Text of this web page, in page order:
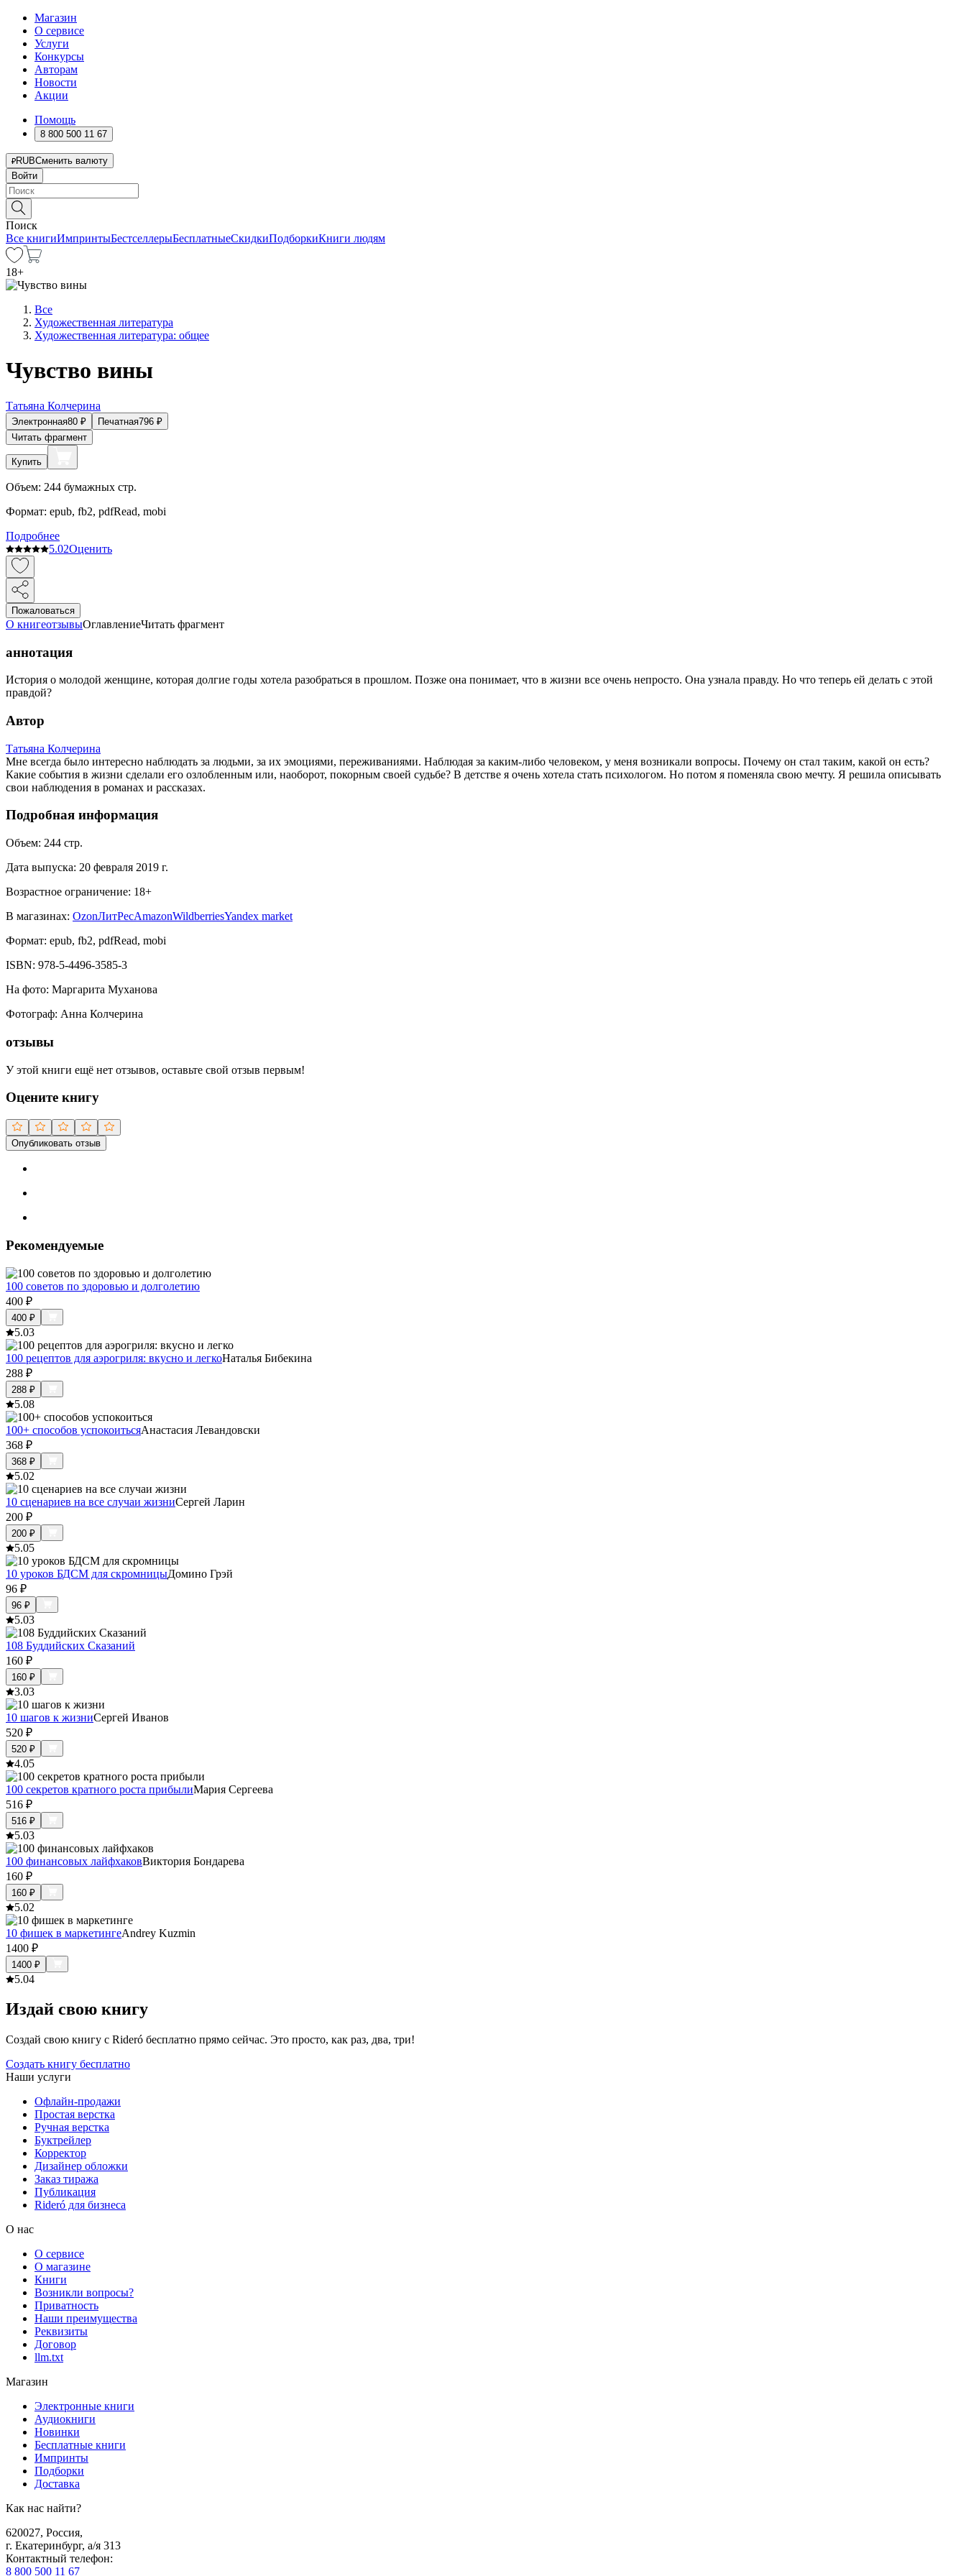
Магазин
О сервисе
Услуги
Конкурсы
Авторам
Новости
Акции
Помощь
8 800 500 11 67
RUBСменить валюту
Войти
Поиск
Все книгиИмпринтыБестселлерыБесплатныеСкидкиПодборкиКниги людям
18+
Все
Художественная литература
Художественная литература: общее
Чувство вины
Татьяна Колчерина
Электронная80 ₽ Печатная796 ₽
Читать фрагмент
Купить
Объем: 244 бумажных стр.
Формат: epub, fb2, pdfRead, mobi
Подробнее
5.02Оценить
Пожаловаться
О книгеотзывыОглавлениеЧитать фрагмент
аннотация
История о молодой женщине, которая долгие годы хотела разобраться в прошлом. Позже она понимает, что в жизни все очень непросто. Она узнала правду. Но что теперь ей делать с этой
правдой?
Автор
Татьяна Колчерина
Мне всегда было интересно наблюдать за людьми, за их эмоциями, переживаниями. Наблюдая за каким-либо человеком, у меня возникали вопросы. Почему он стал таким, какой он есть?
Какие события в жизни сделали его озлобленным или, наоборот, покорным своей судьбе? В детстве я очень хотела стать психологом. Но потом я поменяла свою мечту. Я решила описывать
свои наблюдения в романах и рассказах.
Подробная информация
Объем: 244 стр.
Дата выпуска: 20 февраля 2019 г.
Возрастное ограничение: 18+
В магазинах: OzonЛитРесAmazonWildberriesYandex market
Формат: epub, fb2, pdfRead, mobi
ISBN: 978-5-4496-3585-3
На фото: Маргарита Муханова
Фотограф: Анна Колчерина
отзывы
У этой книги ещё нет отзывов, оставьте свой отзыв первым!
Оцените книгу
Опубликовать отзыв
Рекомендуемые
100 советов по здоровью и долголетию
400 ₽
400 ₽
5.03
100 рецептов для аэрогриля: вкусно и легкоНаталья Бибекина
288 ₽
288 ₽
5.08
100+ способов успокоитьсяАнастасия Левандовски
368 ₽
368 ₽
5.02
10 сценариев на все случаи жизниСергей Ларин
200 ₽
200 ₽
5.05
10 уроков БДСМ для скромницыДомино Грэй
96 ₽
96 ₽
5.03
108 Буддийских Сказаний
160 ₽
160 ₽
3.03
10 шагов к жизниСергей Иванов
520 ₽
520 ₽
4.05
100 секретов кратного роста прибылиМария Сергеева
516 ₽
516 ₽
5.03
100 финансовых лайфхаковВиктория Бондарева
160 ₽
160 ₽
5.02
10 фишек в маркетингеAndrey Kuzmin
1400 ₽
1400 ₽
5.04
Издай свою книгу
Создай свою книгу с Rideró бесплатно прямо сейчас. Это просто, как раз, два, три!
Создать книгу бесплатно
Наши услуги
Офлайн-продажи
Простая верстка
Ручная верстка
Буктрейлер
Корректор
Дизайнер обложки
Заказ тиража
Публикация
Rideró для бизнеса
О нас
О сервисе
О магазине
Книги
Возникли вопросы?
Приватность
Наши преимущества
Реквизиты
Договор
llm.txt
Магазин
Электронные книги
Аудиокниги
Новинки
Бесплатные книги
Импринты
Подборки
Доставка
Как нас найти?
620027, Россия,
г. Екатеринбург, а/я 313
Контактный телефон:
8 800 500 11 67